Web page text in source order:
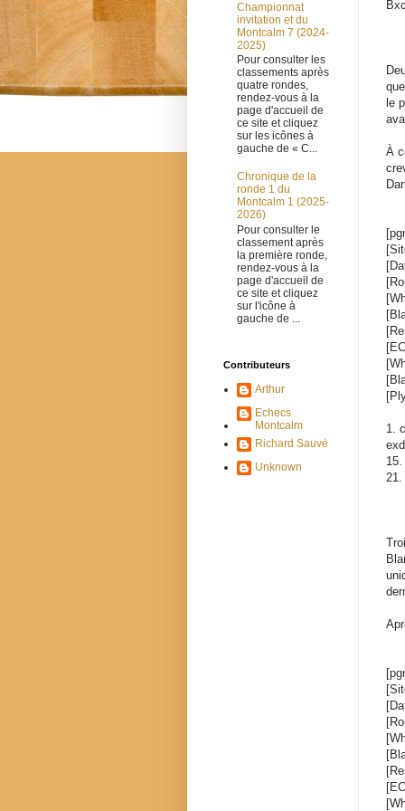
le
À
1.
Championnat
invitation et du
Montcalm 7 (2024-
2025)
Pour consulter les
classements après
quatre rondes,
rendez-vous à la
page d'accueil de
ce site et cliquez
sur les icônes à
gauche de « C...
Chronique de la
ronde 1 du
Montcalm 1 (2025-
2026)
Pour consulter le
classement après
la première ronde,
rendez-vous à la
page d'accueil de
ce site et cliquez
sur l'icône à
gauche de ...
Contributeurs
Arthur
Echecs
Montcalm
Richard Sauvé
Unknown